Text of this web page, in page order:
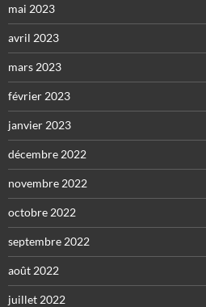
mai 2023
avril 2023
mars 2023
février 2023
janvier 2023
décembre 2022
novembre 2022
octobre 2022
septembre 2022
août 2022
juillet 2022